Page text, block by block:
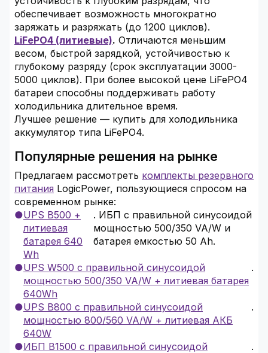
обеспечивает возможность многократно
заряжать и разряжать (до 1200 циклов).
LiFePO4 (литиевые). Отличаются меньшим
весом, быстрой зарядкой, устойчивостью к
глубокому разряду (срок эксплуатации 3000-
5000 циклов). При более высокой цене LiFePO4
батареи способны поддерживать работу
холодильника длительное время.
Лучшее решение — купить для холодильника
аккумулятор типа LiFePO4.
Популярные решения на рынке
Предлагаем рассмотреть комплекты резервного
питания LogicPower, пользующиеся спросом на
современном рынке:
UPS B500 +
литиевая
батарея 640
Wh
. ИБП с правильной синусоидой
мощностью 500/350 VA/W и
батарея емкостью 50 Ah.
UPS W500 с правильной синусоидой
мощностью 500/350 VA/W + литиевая батарея
640Wh
.
UPS B800 с правильной синусоидой
мощностью 800/560 VA/W + литиевая АКБ
640W
.
ИБП B1500 с правильной синусоидой
.